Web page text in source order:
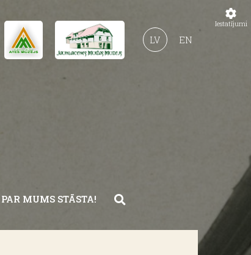
EN
LV
PAR MUMS STĀSTA!
Iestatījumi